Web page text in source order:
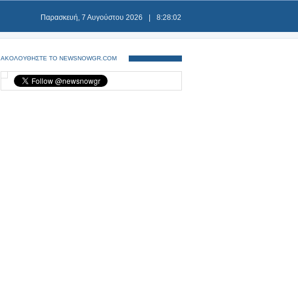
Παρασκευή, 7 Αυγούστου 2026 8:28:02
ΑΚΟΛΟΥΘΗΣΤΕ ΤΟ NEWSNOWGR.COM